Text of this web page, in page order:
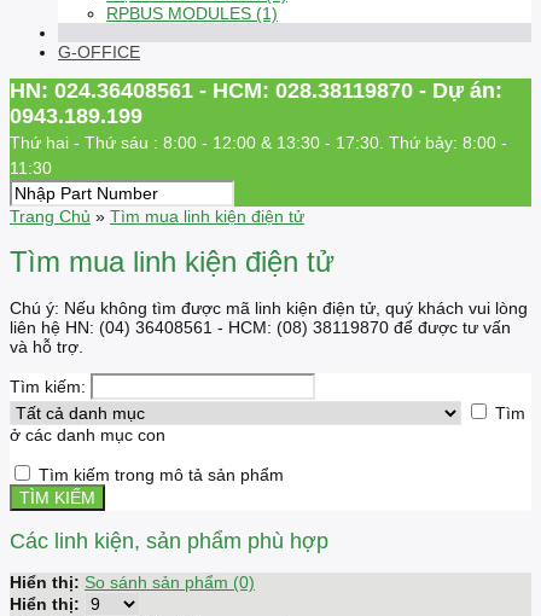
RPBUS MODULES (1)
G-OFFICE
HN: 024.36408561 - HCM: 028.38119870 - Dự án:
0943.189.199
Thứ hai - Thứ sáu : 8:00 - 12:00 & 13:30 - 17:30. Thứ bảy: 8:00 -
11:30
Trang Chủ » Tìm mua linh kiện điện tử
Tìm mua linh kiện điện tử
Chú ý: Nếu không tìm được mã linh kiện điện tử, quý khách vui lòng
liên hệ HN: (04) 36408561 - HCM: (08) 38119870 để được tư vấn
và hỗ trợ.
Tìm kiếm:
Tìm
ở các danh mục con
Tìm kiếm trong mô tả sản phẩm
Các linh kiện, sản phẩm phù hợp
Hiển thị: So sánh sản phẩm (0)
Hiển thị: